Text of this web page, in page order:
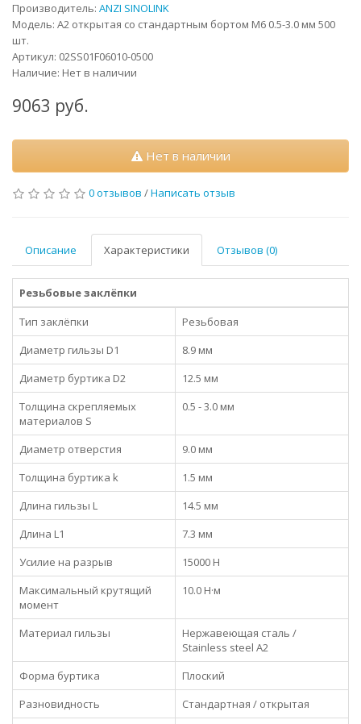
Производитель: ANZI SINOLINK
Модель: A2 открытая со стандартным бортом М6 0.5-3.0 мм 500
шт.
Артикул: 02SS01F06010-0500
Наличие: Нет в наличии
9063 руб.
Нет в наличии
0 отзывов /Написать отзыв
Описание Характеристики Отзывов (0)
Резьбовые заклёпки
Тип заклёпки
Резьбовая
Диаметр гильзы D1
8.9 мм
Диаметр буртика D2
12.5 мм
Толщина скрепляемых
материалов S
0.5 - 3.0 мм
Диаметр отверстия
9.0 мм
Толщина буртика k
1.5 мм
Длина гильзы L
14.5 мм
Длина L1
7.3 мм
Усилие на разрыв
15000 Н
Максимальный крутящий
момент
10.0 Н·м
Материал гильзы
Нержавеющая сталь /
Stainless steel A2
Форма буртика
Плоский
Разновидность
Стандартная / открытая